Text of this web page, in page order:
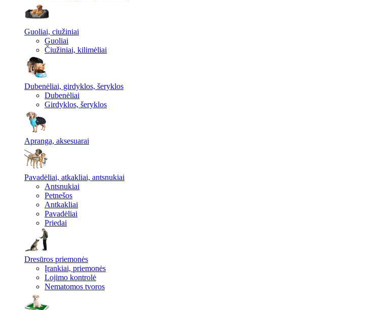
Guoliai, ciužiniai
Guoliai
Čiužiniai, kilimėliai
Dubenėliai, girdyklos, šeryklos
Dubenėliai
Girdyklos, šeryklos
Apranga, aksesuarai
Pavadėliai, atkakliai, antsnukiai
Antsnukiai
Petnešos
Antkakliai
Pavadėliai
Priedai
Dresūros priemonės
Įrankiai, priemonės
Lojimo kontrolė
Nematomos tvoros